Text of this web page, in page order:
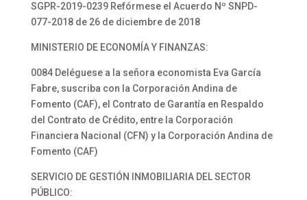
SGPR-2019-0239 Refórmese el Acuerdo Nº SNPD-
077-2018 de 26 de diciembre de 2018
MINISTERIO DE ECONOMÍA Y FINANZAS:
0084 Deléguese a la señora economista Eva García
Fabre, suscriba con la Corporación Andina de
Fomento (CAF), el Contrato de Garantía en Respaldo
del Contrato de Crédito, entre la Corporación
Financiera Nacional (CFN) y la Corporación Andina de
Fomento (CAF)
SERVICIO DE GESTIÓN INMOBILIARIA DEL SECTOR
PÚBLICO: